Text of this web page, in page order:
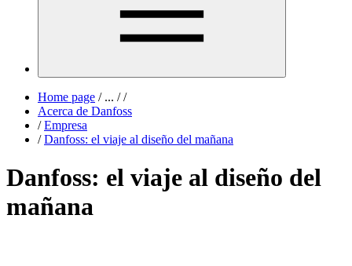
Home page /... / /
Acerca de Danfoss
/ Empresa
/ Danfoss: el viaje al diseño del mañana
Danfoss: el viaje al diseño del
mañana